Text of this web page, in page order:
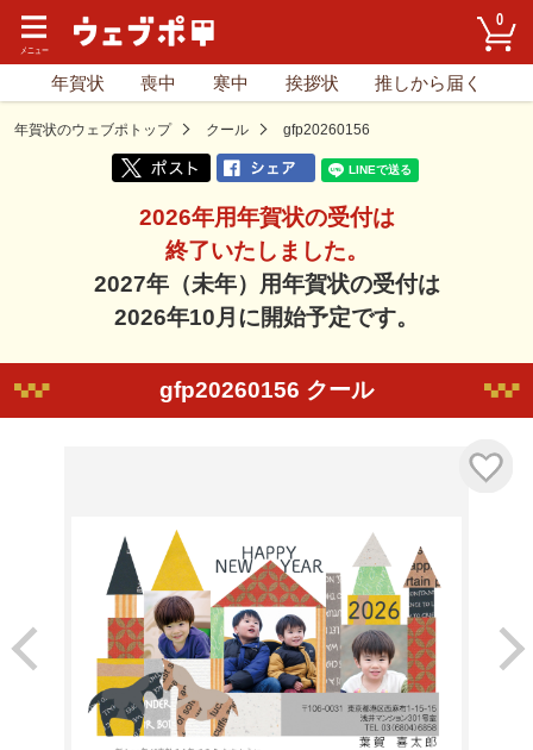
0
年賀状 喪中 寒中 挨拶状 推しから届く
年賀状のウェブポトップ クール gfp20260156
2026年用年賀状の受付は
終了いたしました。
2027年（未年）用年賀状の受付は
2026年10月に開始予定です。
gfp20260156 クール